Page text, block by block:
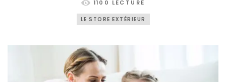
1100 LECTURE
LE STORE EXTÉRIEUR